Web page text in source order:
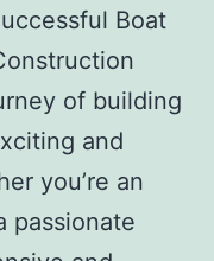
Boat
of building
and
you’re an
passionate